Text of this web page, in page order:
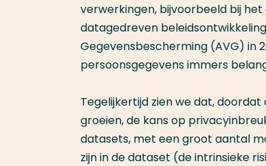
verwerkingen, bijvoorbeeld bij
datagedreven
Gegevensbescherming (AVG) in
persoonsgegevens immers
Tegelijkertijd zien we dat,
groeien, de kans op
datasets, met een groot aantal
zijn in de dataset (de intrinsieke